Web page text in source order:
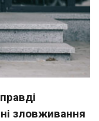
зловживання